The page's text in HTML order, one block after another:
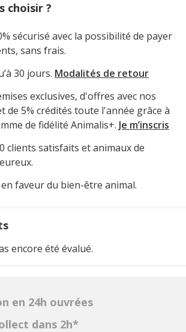
choisir ?
sécurisé avec la possibilité de payer
sans frais.
30 jours. Modalités de retour
exclusives, d'offres avec nos
de 5% crédités toute l'année grâce à
de fidélité Animalis+. Je m’inscris
clients satisfaits et animaux de
faveur du bien-être animal.
encore été évalué.
en 24h ouvrées
dans 2h*